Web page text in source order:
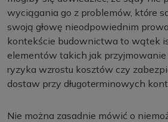
wyciągania go z problemów, które
swoją głowę nieodpowiednim
kontekście budownictwa to wątek
elementów takich jak
ryzyka wzrostu kosztów czy
dostaw przy długoterminowych
Nie można zasadnie mówić o